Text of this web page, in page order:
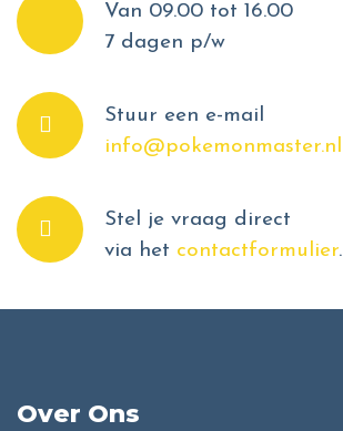
Van 09.00 tot 16.00
7 dagen p/w
Stuur een e-mail
info@pokemonmaster.nl
Stel je vraag direct
via het contactformulier.
Over Ons